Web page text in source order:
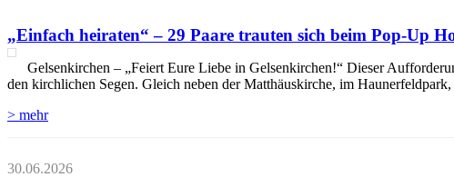
„Einfach heiraten“ – 29 Paare trauten sich beim Pop-Up
Gelsenkirchen – „Feiert Eure Liebe in Gelsenkirchen!“ Dieser
den kirchlichen Segen. Gleich neben der Matthäuskirche, im
> mehr
30.06.2026